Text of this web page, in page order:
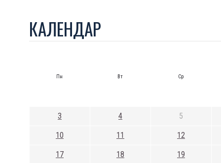
КАЛЕНДАР
Пн Вт Ср
3 4 5
10 11 12
17 18 19